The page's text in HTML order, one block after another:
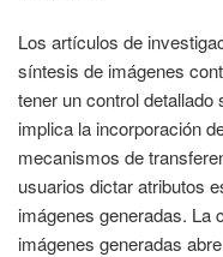
Los artículos de
síntesis de imágenes
tener un control
implica la incorporación
mecanismos de
usuarios dictar atributos
imágenes generadas. La
imágenes generadas